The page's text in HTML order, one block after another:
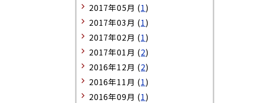
2017年05月 (1)
2017年03月 (1)
2017年02月 (1)
2017年01月 (2)
2016年12月 (2)
2016年11月 (1)
2016年09月 (1)